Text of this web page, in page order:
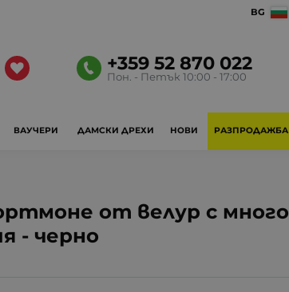
BG
+359 52 870 022
Пон. - Петък 10:00 - 17:00
РАЗПРОДАЖБА
НОВИ
ВАУЧЕРИ ДАМСКИ ДРЕХИ
от велур с много
- черно